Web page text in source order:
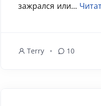
зажрался или...
Terry 10